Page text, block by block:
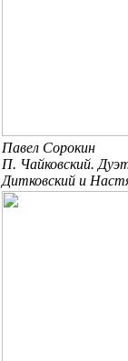
Павел Сорокин
П. Чайковский.
Дитковский и